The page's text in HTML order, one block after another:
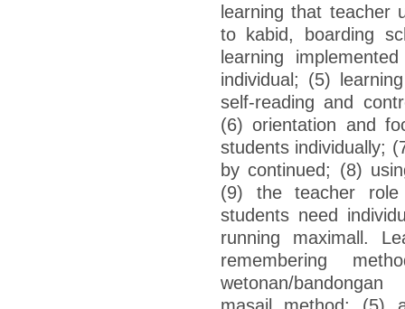
learning that teacher
to kabid, boarding
learning
individual; (5)
self-reading and
(6) orientation and
students individually;
by continued; (8)
(9) the teacher
students need
running maximall.
remembering
wetonan/